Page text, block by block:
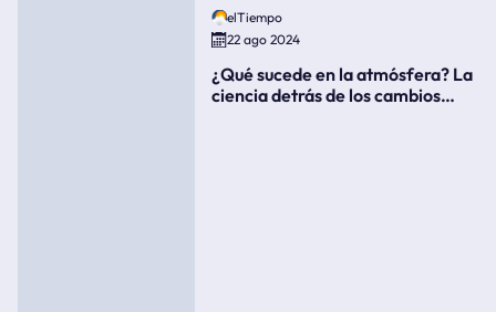
elTiempo
22 ago 2024
¿Qué sucede en la atmósfera? La
ciencia detrás de los cambios